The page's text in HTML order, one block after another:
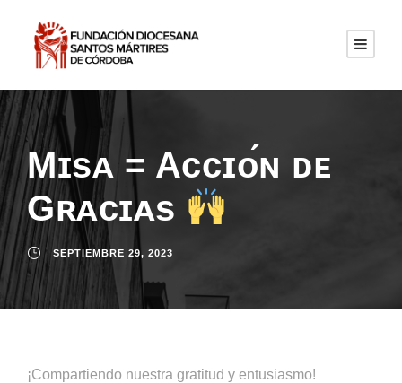
Mɪsᴀ = Aᴄᴄɪᴏ́ɴ ᴅᴇ
Gʀᴀᴄɪᴀs
SEPTIEMBRE 29, 2023
¡Compartiendo nuestra gratitud y entusiasmo!